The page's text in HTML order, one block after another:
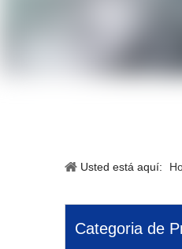
Usted está aquí:
Categoria de